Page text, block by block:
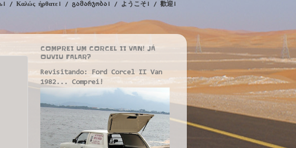
/ Καλώς ήρθατε! / გამარჯობა! / ようこそ! / 歡迎!
COMPREI UM CORCEL II VAN! JÁ
OUVIU FALAR?
Revisitando: Ford Corcel II Van
1982... Comprei!